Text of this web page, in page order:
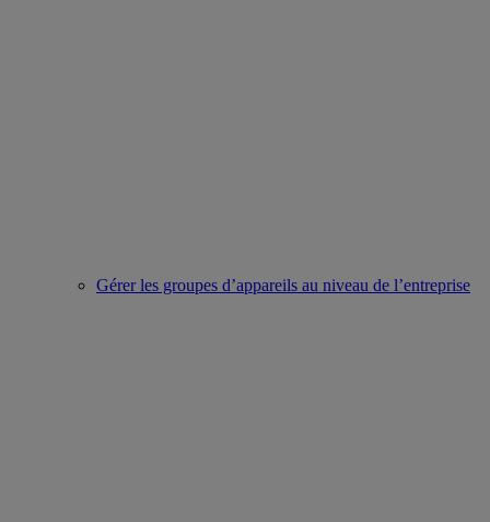
Gérer les groupes d’appareils au niveau de l’entreprise